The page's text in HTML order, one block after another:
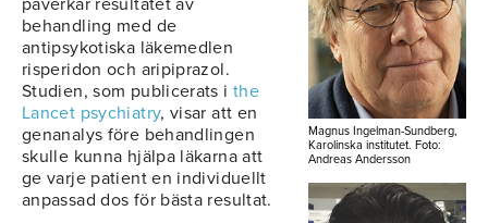
Magnus Ingelman-Sundberg,
Karolinska institutet. Foto:
Andreas Andersson
påverkar resultatet av
behandling med de
antipsykotiska läkemedlen
risperidon och aripiprazol.
Studien, som publicerats i the
Lancet psychiatry, visar att en
genanalys före behandlingen
skulle kunna hjälpa läkarna att
ge varje patient en individuellt
anpassad dos för bästa resultat.